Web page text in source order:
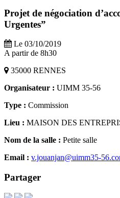
Projet de négociation
Urgentes”
Le 03/10/2019
A partir de 8h30
35000 RENNES
Organisateur : UIMM 35-56
Type : Commission
Lieu : MAISON DES
Nom de la salle : Petite salle
Email : v.jouanjan@uimm35-
Partager